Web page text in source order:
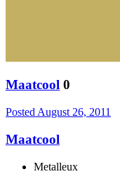
Maatcool 0
Posted August 26, 2011
Maatcool
Metalleux